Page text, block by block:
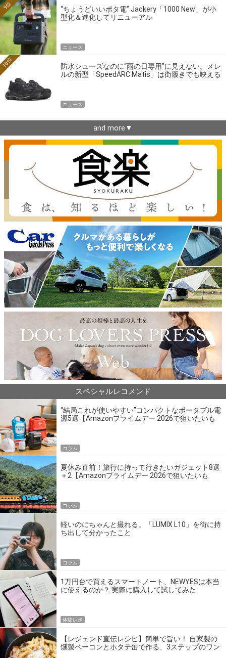
“ちょうどいいポタ電” Jackery「1000 New」が小
型化＆進化してリニューアル
9位
ニュース
防水シューズなのに“雨の日専用”に見えない。メレ
ルの新型「SpeedARC Matis」は街履きでも映える
10位
ニュース
and more▼
スペシャルレコメンド
“結局これが使いやすい”コンパクトなポータブル電
源5選【Amazonプライムデー 2026で狙いたいも
コラム
夏休み直前！旅行に持って行きたいガジェット8選
＋2【Amazonプライムデー 2026で狙いたいも
コラム
軽いのにちゃんと撮れる。「LUMIX L10」を街に持
ち出して分かったこと
コラム
1万円台で買えるスマートノート、NEWYESは本当
に使えるのか？ 実際に購入して試してみた
体験レポ
【レジェンド直伝レシピ】簡単で旨い！ 自家製の
燻製ベーコンとホタテ缶で作る、3ステップのワン